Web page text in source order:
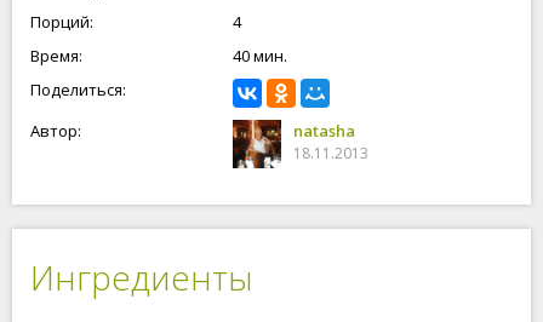
Порций:
4
Время:
40 мин.
Поделиться:
Автор:
natasha
18.11.2013
Ингредиенты